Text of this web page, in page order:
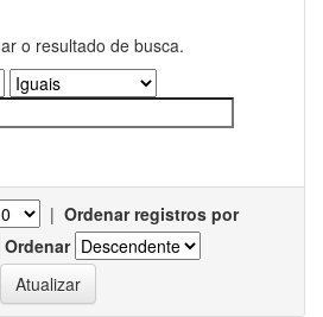
o resultado de busca.
| Ordenar registros por
Ordenar